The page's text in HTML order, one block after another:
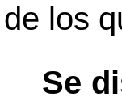
de los
Se